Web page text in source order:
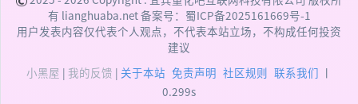
有 lianghuaba.net 备案号： 蜀ICP备2025161669号-1
用户发表内容仅代表个人观点，不代表本站立场，不构成任何投资
建议
小黑屋 | 我的反馈 | 关于本站 免责声明 社区规则 联系我们 丨
0.299s